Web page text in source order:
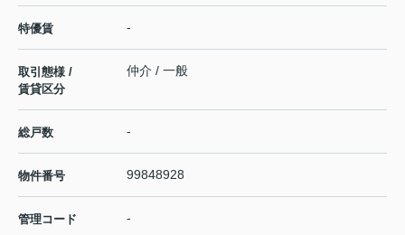
特優賃 -
取引態様 /
賃貸区分
仲介 / 一般
総戸数 -
物件番号 99848928
管理コード -